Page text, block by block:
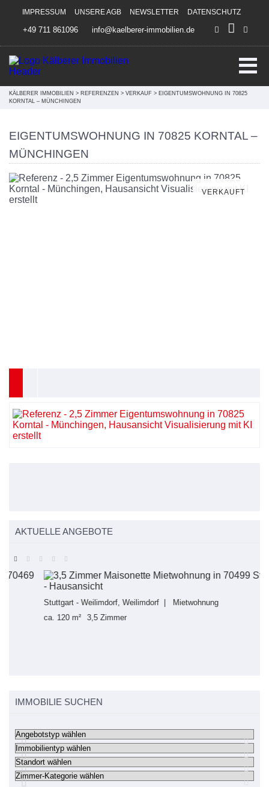
Direkt zum Inhalt springen
IMPRESSUM UNSERE AGB NEWSLETTER DATENSCHUTZ
+49 711 861096 info@kaelberer-immobilien.de
KÄLBERER IMMOBILIEN > REFERENZEN > VERKAUF > EIGENTUMSWOHNUNG IN 70825
KORNTAL – MÜNCHINGEN
EIGENTUMSWOHNUNG IN 70825 KORNTAL –
MÜNCHINGEN
VERKAUFT
AKTUELLE ANGEBOTE
Stuttgart - Weilimdorf, Weilimdorf | Mietwohnung
ca. 120 m²
3,5 Zimmer
IMMOBILIEN SUCHEN